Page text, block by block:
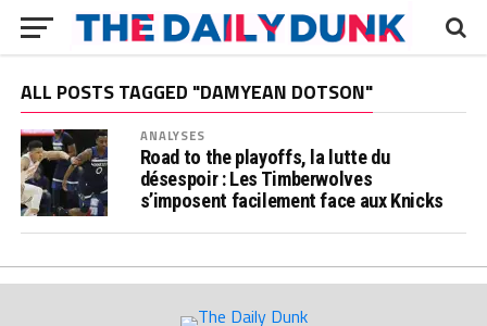
ALL POSTS TAGGED "DAMYEAN DOTSON"
ANALYSES
Road to the playoffs, la lutte du
désespoir : Les Timberwolves
s’imposent facilement face aux Knicks